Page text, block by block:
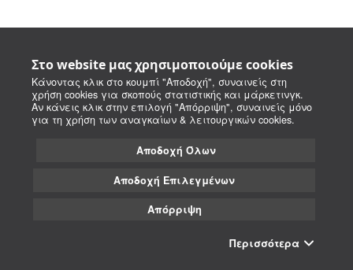
Στο website μας χρησιμοποιούμε cookies
Κάνοντας κλικ στο κουμπί "Αποδοχή", συναινείς στη
χρήση cookies για σκοπούς στατιστικής και μάρκετινγκ.
Αν κάνεις κλικ στην επιλογή "Απόρριψη", συναινείς μόνο
για τη χρήση των αναγκαίων & λειτουργικών cookies.
Αποδοχή Όλων
Αποδοχή Επιλεγμένων
Απόρριψη
Περισσότερα